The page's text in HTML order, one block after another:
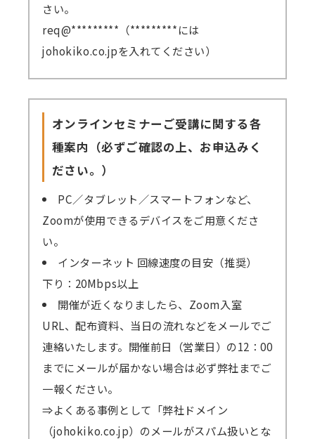
さい。
req@*********（*********には
johokiko.co.jpを入れてください）
オンラインセミナーご受講に関する各
種案内（必ずご確認の上、お申込みく
ださい。）
PC／タブレット／スマートフォンなど、
Zoomが使用できるデバイスをご用意くださ
い。
インターネット 回線速度の目安（推奨）
下り：20Mbps以上
開催が近くなりましたら、Zoom入室
URL、配布資料、当日の流れなどをメールでご
連絡いたします。開催前日（営業日）の12：00
までにメールが届かない場合は必ず弊社までご
一報ください。
⇒よくある事例として「弊社ドメイン
（johokiko.co.jp）のメールがスパム扱いとな